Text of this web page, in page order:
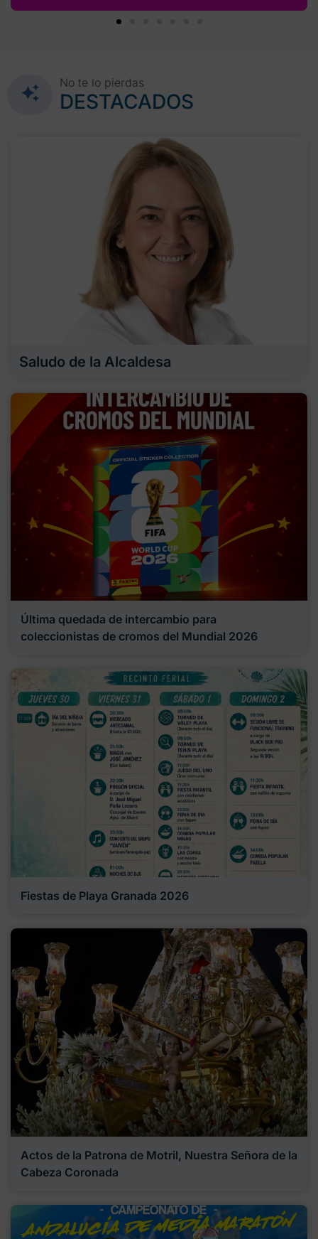
No te lo pierdas
DESTACADOS
Saludo de la Alcaldesa
Última quedada de intercambio para
coleccionistas de cromos del Mundial 2026
Fiestas de Playa Granada 2026
Actos de la Patrona de Motril, Nuestra Señora de la
Cabeza Coronada